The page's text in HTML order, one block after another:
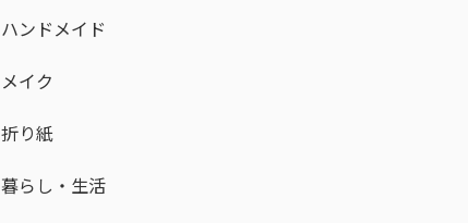
ハンドメイド
メイク
折り紙
暮らし・生活